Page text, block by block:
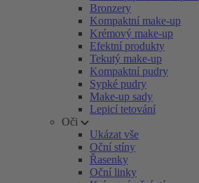
Bronzery
Kompaktní make-up
Krémový make-up
Efektní produkty
Tekutý make-up
Kompaktní pudry
Sypké pudry
Make-up sady
Lepicí tetování
Oči
Ukázat vše
Oční stíny
Řasenky
Oční linky